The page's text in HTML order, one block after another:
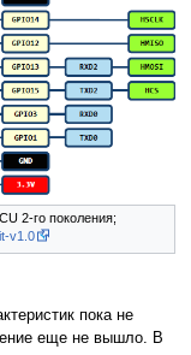
2-го поколения;
v1.0
пока не
еще не вышло. В